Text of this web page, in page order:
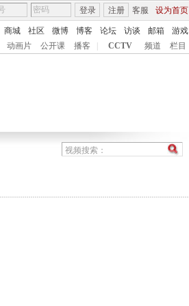
客服 设为首页
登录 注册
商城 社区 微博 博客 论坛 访谈 邮箱
游戏
动画片 公开课 播客 CCTV 频道 栏目